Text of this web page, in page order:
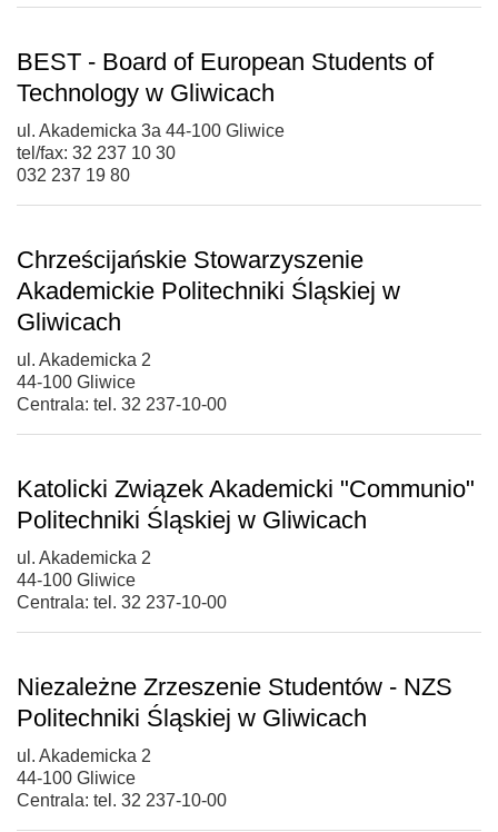
BEST - Board of European Students of
Technology w Gliwicach
ul. Akademicka 3a 44-100 Gliwice
tel/fax: 32 237 10 30
032 237 19 80
Chrześcijańskie Stowarzyszenie
Akademickie Politechniki Śląskiej w
Gliwicach
ul. Akademicka 2
44-100 Gliwice
Centrala: tel. 32 237-10-00
Katolicki Związek Akademicki "Communio"
Politechniki Śląskiej w Gliwicach
ul. Akademicka 2
44-100 Gliwice
Centrala: tel. 32 237-10-00
Niezależne Zrzeszenie Studentów - NZS
Politechniki Śląskiej w Gliwicach
ul. Akademicka 2
44-100 Gliwice
Centrala: tel. 32 237-10-00